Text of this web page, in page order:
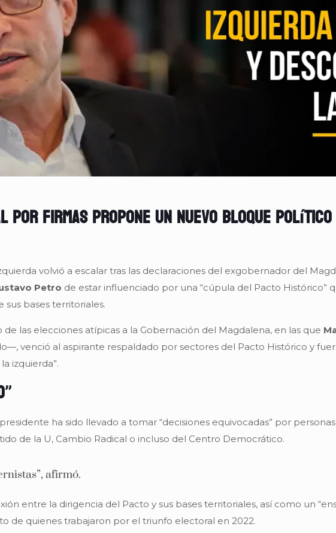
por firmas propone un nuevo bloque
volvió a escalar tras las declaraciones del exgobernador del
Petro de estar influenciado por una “cúpula del Pacto Histórico”
bases territoriales.
las elecciones atípicas a la Gobernación del Magdalena, en las que
venció al aspirante respaldado por sectores del Pacto Histórico y
izquierda”.
ha sido llevado a tomar “decisiones equivocadas” por
de la U, Cambio Radical o incluso del Centro Democrático.
afirmó.
entre la dirigencia del Pacto y sus bases territoriales, así como un
de quienes trabajaron por el triunfo electoral en 2022.